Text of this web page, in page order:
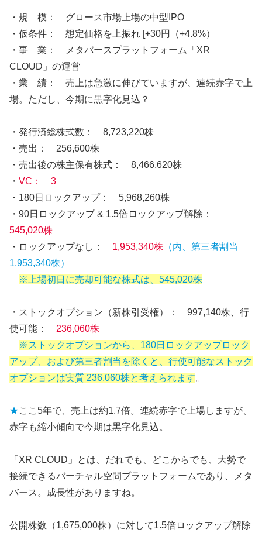
・規 模： グロース市場上場の中型IPO
・仮条件： 想定価格を上振れ [+30円（+4.8%）
・事 業： メタバースプラットフォーム「XR
CLOUD」の運営
・業 績： 売上は急激に伸びていますが、連続赤字で上
場。ただし、今期に黒字化見込？
・発行済総株式数： 8,723,220株
・売出： 256,600株
・売出後の株主保有株式： 8,466,620株
・ VC： 3
・180日ロックアップ： 5,968,260株
・90日ロックアップ & 1.5倍ロックアップ解除：
545,020株
・ロックアップなし： 1,953,340株 （内、第三者割当
1,953,340株）
※上場初日に売却可能な株式は、545,020株
・ストックオプション（新株引受権）： 997,140株、行
使可能：
236,060株
※ストックオプションから、180日ロックアップロック
アップ、および第三者割当を除くと、行使可能なストック
オプションは実質 236,060株と考えられます。
★ここ5年で、売上は約1.7倍。連続赤字で上場しますが、
赤字も縮小傾向で今期は黒字化見込。
「XR CLOUD」とは、だれでも、どこからでも、大勢で
接続できるバーチャル空間プラットフォームであり、メタ
バース。成長性がありますね。
公開株数（1,675,000株）に対して1.5倍ロックアップ解除